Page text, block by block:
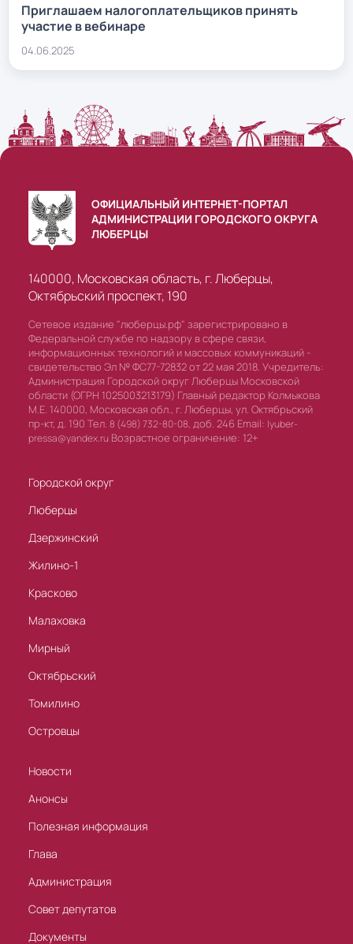
Приглашаем налогоплательщиков принять
участие в вебинаре
04.06.2025
ОФИЦИАЛЬНЫЙ ИНТЕРНЕТ-ПОРТАЛ
АДМИНИСТРАЦИИ ГОРОДСКОГО ОКРУГА
ЛЮБЕРЦЫ
140000, Московская область, г. Люберцы,
Октябрьский проспект, 190
Сетевое издание "люберцы.рф" зарегистрировано в
Федеральной службе по надзору в сфере связи,
информационных технологий и массовых коммуникаций -
свидетельство Эл № ФС77-72832 от 22 мая 2018. Учредитель:
Администрация Городской округ Люберцы Московской
области (ОГРН 1025003213179) Главный редактор Колмыкова
М.Е. 140000, Московская обл., г. Люберцы, ул. Октябрьский
пр-кт, д. 190 Тел. 8 (498) 732-80-08, доб. 246 Email: lyuber-
pressa@yandex.ru Возрастное ограничение: 12+
Городской округ
Люберцы
Дзержинский
Жилино-1
Красково
Малаховка
Мирный
Октябрьский
Томилино
Островцы
Новости
Анонсы
Полезная информация
Глава
Администрация
Совет депутатов
Документы